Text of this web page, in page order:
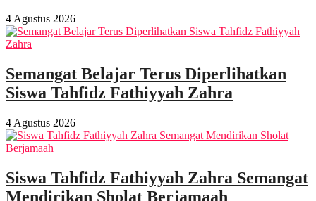
4 Agustus 2026
Semangat Belajar Terus Diperlihatkan
Siswa Tahfidz Fathiyyah Zahra
4 Agustus 2026
Siswa Tahfidz Fathiyyah Zahra Semangat
Mendirikan Sholat Berjamaah